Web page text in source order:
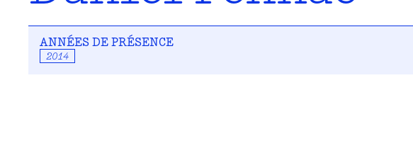
ANNÉES DE PRÉSENCE
2014